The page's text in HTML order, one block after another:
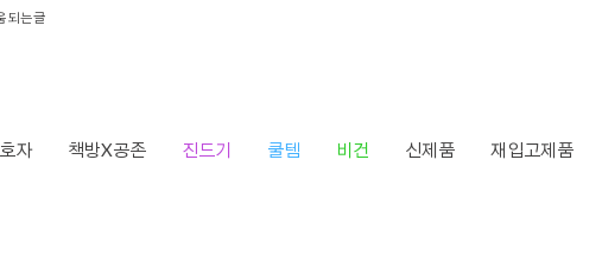
되는글
자 책방X공존 진드기 쿨템 비건 신제품 재입고제품